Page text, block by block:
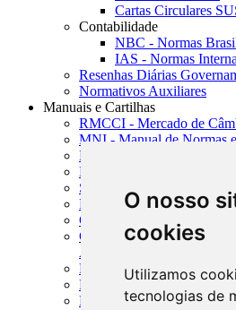
O nosso
cookies
Utilizamos
tecnologias de
Cartas Circulares
Contabilidade
NBC - Normas
IAS - Normas
Resenhas Diárias
Normativos Auxiliares
Manuais e Cartilhas
RMCCI - Mercado de
MNI - Manual de Normas
MTVM - Manual de
MCR - Manual de Crédito
SISORF - Manual de
MASUP - Manual de
CADOC - Catálogo de
CNAE-CONCLA -
Atividades Econômicas
PMF - Cartilhas do BCB
Manuais Auxiliares do
Resenhas Diárias